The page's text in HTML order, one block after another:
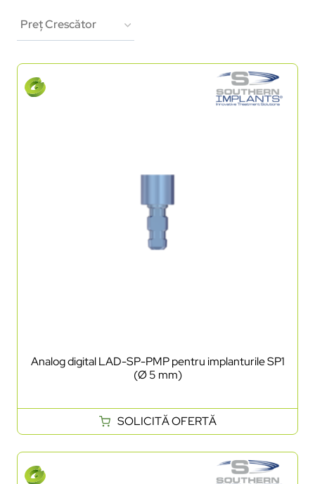
Analog digital LAD-SP-PMP pentru implanturile SP1
(Ø 5 mm)
SOLICITĂ OFERTĂ